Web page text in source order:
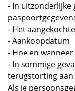
- In uitzonderlijke
- Het
- Aankoopdatum
- Hoe en
- In sommige
terugstorting aan
Als je